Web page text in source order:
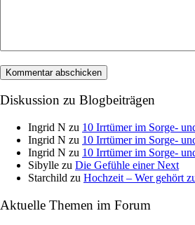
Diskussion zu Blogbeiträgen
Ingrid N zu 10 Irrtümer im Sorge-
Ingrid N zu 10 Irrtümer im Sorge-
Ingrid N zu 10 Irrtümer im Sorge-
Sibylle zu Die Gefühle einer Next
Starchild zu Hochzeit – Wer gehört
Aktuelle Themen im Forum